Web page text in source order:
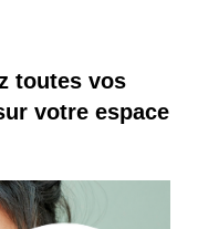
toutes vos
votre espace